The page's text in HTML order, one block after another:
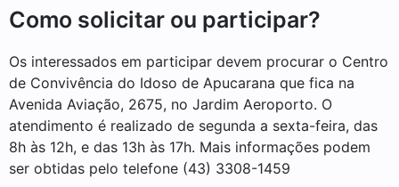
Como solicitar ou participar?
Os interessados em participar devem procurar o Centro
de Convivência do Idoso de Apucarana que fica na
Avenida Aviação, 2675, no Jardim Aeroporto. O
atendimento é realizado de segunda a sexta-feira, das
8h às 12h, e das 13h às 17h. Mais informações podem
ser obtidas pelo telefone (43) 3308-1459